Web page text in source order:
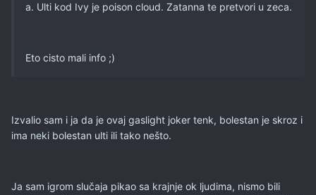
a. Ulti kod Ivy je poison cloud. Zatanna te pretvori u zeca.
Eto cisto mali info ;)
Izvalio sam i ja da je ovaj gaslight joker tenk, bolestan je skroz i
ima neki bolestan ulti ili tako nešto.
Ja sam igrom slučaja pikao sa krajnje ok ljudima, nismo bili